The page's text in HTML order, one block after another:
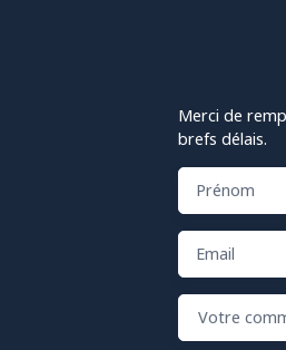
Merci de
brefs délais.
Prénom
Email
Votre